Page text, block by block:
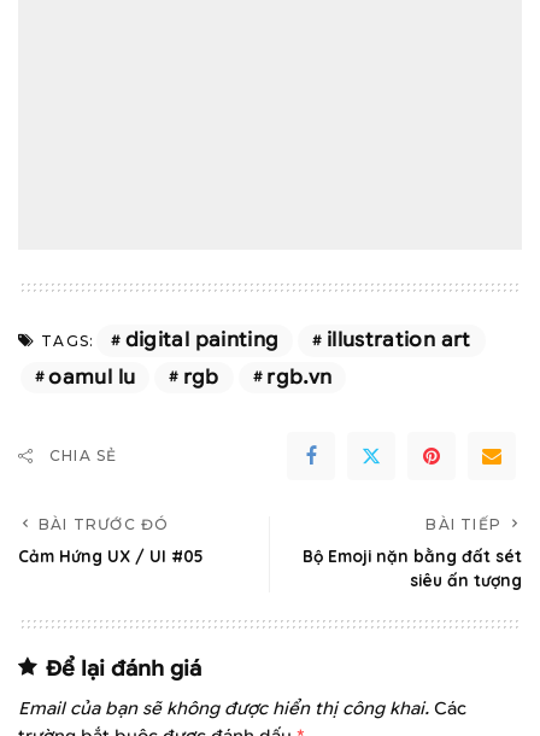
TAGS: digital painting
illustration art
oamul lu
rgb rgb.vn
CHIA SẺ
BÀI TRƯỚC ĐÓ
Cảm Hứng UX / UI #05
BÀI TIẾP
Bộ Emoji nặn bằng đất sét
siêu ấn tượng
Để lại đánh giá
Email của bạn sẽ không được hiển thị công khai. Các